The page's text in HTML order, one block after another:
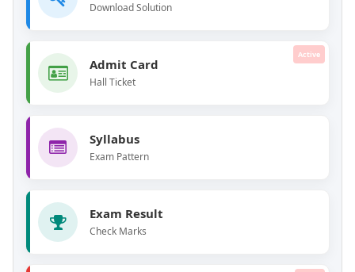
Download Solution
Admit Card
Hall Ticket
Active
Syllabus
Exam Pattern
Exam Result
Check Marks